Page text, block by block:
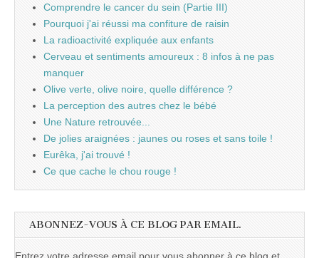
Comprendre le cancer du sein (Partie III)
Pourquoi j'ai réussi ma confiture de raisin
La radioactivité expliquée aux enfants
Cerveau et sentiments amoureux : 8 infos à ne pas
manquer
Olive verte, olive noire, quelle différence ?
La perception des autres chez le bébé
Une Nature retrouvée...
De jolies araignées : jaunes ou roses et sans toile !
Eurêka, j'ai trouvé !
Ce que cache le chou rouge !
ABONNEZ-VOUS À CE BLOG PAR EMAIL.